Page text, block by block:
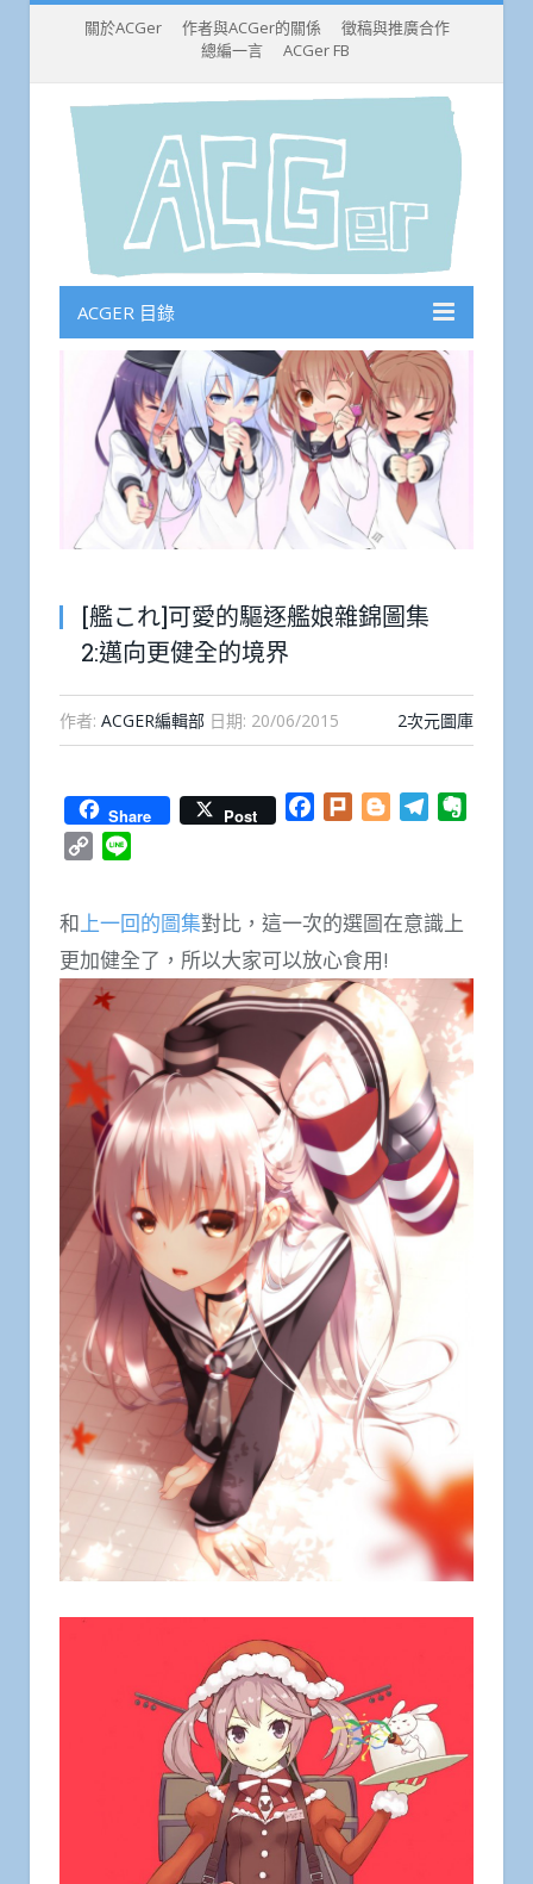
關於ACGer 作者與ACGer的關係
徵稿與推廣合作
總編一言
ACGer FB
ACGER 目錄
[艦これ]可愛的驅逐艦娘雜錦圖集
2:邁向更健全的境界
作者: ACGER編輯部 日期: 20/06/2015 2次元圖庫
Share Post Facebook
Plurk BloggerTelegram
Copy
和上一回的圖集對比，這一次的選圖在意識上
更加健全了，所以大家可以放心食用!